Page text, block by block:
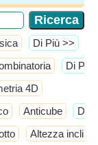
​Di Più >>
​Di Più
4D
Anticube ​Di
Altezza